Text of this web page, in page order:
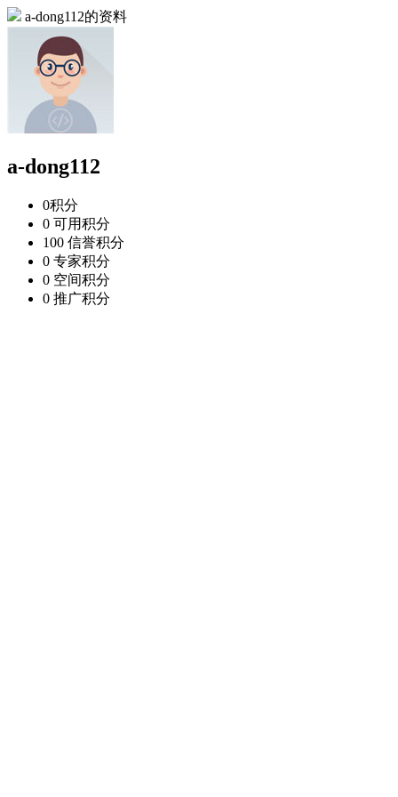
a-dong112的资料
a-dong112
0积分
0 可用积分
100 信誉积分
0 专家积分
0 空间积分
0 推广积分